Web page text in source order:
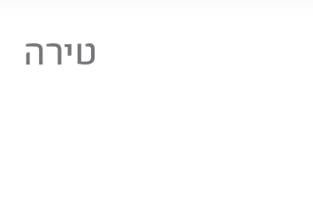
טירה